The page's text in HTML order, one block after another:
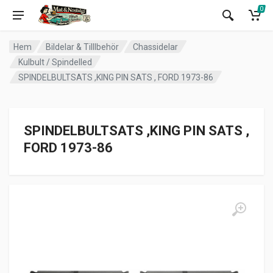
0
Hem Bildelar & Tilllbehör
Chassidelar
Kulbult / Spindelled
SPINDELBULTSATS ,KING PIN SATS , FORD 1973-86
SPINDELBULTSATS ,KING PIN SATS ,
FORD 1973-86